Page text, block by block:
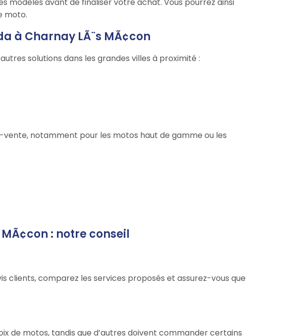
modèles avant de finaliser votre achat. Vous pourrez ainsi
moto.
à Charnay LÃ¨s MÃ¢con
solutions dans les grandes villes à proximité :
notamment pour les motos haut de gamme ou les
: notre conseil
clients, comparez les services proposés et assurez-vous que
de motos, tandis que d’autres doivent commander certains